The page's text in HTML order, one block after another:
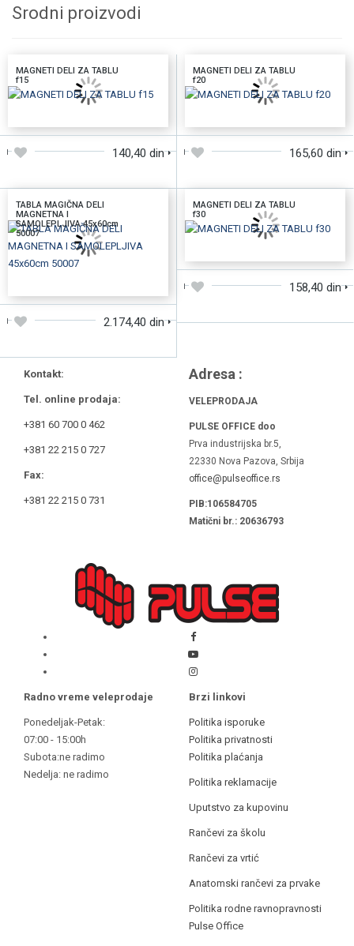
Srodni proizvodi
MAGNETI DELI ZA TABLU
f15
140,40 din
MAGNETI DELI ZA TABLU
f20
165,60 din
TABLA MAGIČNA DELI
MAGNETNA I
SAMOLEPLJIVA 45x60cm
50007
2.174,40 din
MAGNETI DELI ZA TABLU
f30
158,40 din
Kontakt:
Tel. online prodaja:
+381 60 700 0 462
+381 22 215 0 727
Fax:
+381 22 215 0 731
Adresa :
VELEPRODAJA
PULSE OFFICE doo
Prva industrijska br.5,
22330 Nova Pazova, Srbija
office@pulseoffice.rs
PIB:106584705
Matični br.: 20636793
Radno vreme veleprodaje
Ponedeljak-Petak:
07:00 - 15:00h
Subota:ne radimo
Nedelja: ne radimo
Brzi linkovi
Politika isporuke
Politika privatnosti
Politika plaćanja
Politika reklamacije
Uputstvo za kupovinu
Rančevi za školu
Rančevi za vrtić
Anatomski rančevi za prvake
Politika rodne ravnopravnosti
Pulse Office